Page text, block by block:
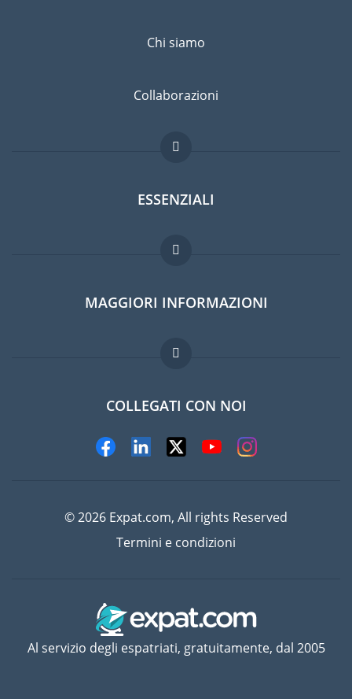
Chi siamo
Collaborazioni
ESSENZIALI
Forum per expat
Guida per expat
Lavori all'estero
MAGGIORI INFORMAZIONI
Domande frequenti
COLLEGATI CON NOI
© 2026 Expat.com, All rights Reserved
Termini e condizioni
Al servizio degli espatriati, gratuitamente, dal 2005